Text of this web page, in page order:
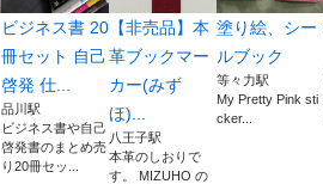
ビジネス書 20
冊セット 自己
啓発 仕...
品川駅
ビジネス書や自己
啓発書のまとめ売
り20冊セッ...
【非売品】本
革ブックマー
カー(みず
ほ)...
八王子駅
本革のしおりで
す。 MIZUHO の
塗り絵、シー
ルブック
等々力駅
My Pretty Pink sti
cker...